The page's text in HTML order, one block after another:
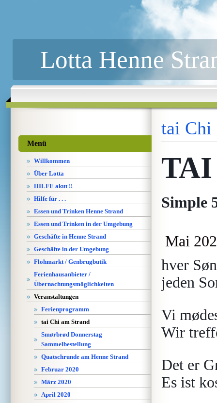
Lotta Henne
Menü
Willkommen
Über Lotta
HILFE akut !!
Hilfe für . . .
Essen und Trinken Henne Strand
Essen und Trinken in der Umgebung
Geschäfte in Henne Strand
Geschäfte in der Umgebung
Flohmarkt / Genbrugbutik
Ferienhausanbieter /
Übernachtungsmöglichkeiten
Veranstaltungen
Ferienprogramm
tai Chi am Strand
Smørbrød Donnerstag
Sammelbestellung
Quatschrunde am Henne Strand
Februar 2020
März 2020
April 2020
tai Chi
Simple
Mai
hver
jeden
Vi
Wir
Det er
Es ist